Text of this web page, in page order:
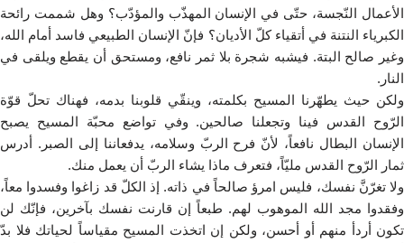
الأعمال النّجسة، حتّى في الإنسان المهذّب والمؤدّب؟ وهل شممت رائحة
الكبرياء النتنة في أتقياء كلّ الأديان؟ فإنّ الإنسان الطبيعي فاسد أمام الله،
وغير صالح البتة. فيشبه شجرة بلا ثمر نافع، ومستحق أن يقطع ويلقى في
النار.
ولكن حيث يطهّرنا المسيح بكلمته، وينقّي قلوبنا بدمه، فهناك تحلّ قوّة
الرّوح القدس فينا وتجعلنا صالحين. وفي تواضع محبّة المسيح يصبح
الإنسان البطال نافعاً، لأنّ فرح الربّ وسلامه، يدفعاننا إلى الصبر. أدرس
ثمار الرّوح القدس مليّاً، فتعرف ماذا يشاء الربّ أن يعمل منك.
ولا تغرّنَّ نفسك، فليس امرؤ صالحاً في ذاته. إذ الكلّ قد زاغوا وفسدوا معاً،
وفقدوا مجد الله الموهوب لهم. طبعاً إن قارنت نفسك بآخرين، فإنّك لن
تكون أردأ منهم أو أحسن، ولكن إن اتخذت المسيح مقياساً لحياتك فلا بدّ